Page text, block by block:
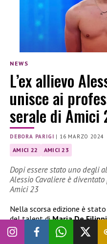
NEWS
L’ex allievo
unisce ai
serale di Amici
DEBORA PARIGI | 16 MARZO 2024
AMICI 22 AMICI 23
Dopi essere stato uno degli
Alessio Cavaliere è
Amici 23
Nella scorsa edizione è
del talent diMaria De Filippi
diventato uno dei
di Alessio Cavaliere , ex